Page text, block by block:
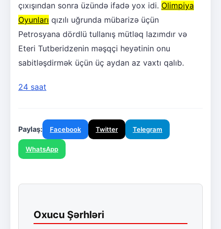
çıxışından sonra üzündə ifadə yox idi. Olimpiya
Oyunları qızılı uğrunda mübarizə üçün
Petrosyana dördlü tullanış mütləq lazımdır və
Eteri Tutberidzenin məşqçi heyətinin onu
sabitləşdirmək üçün üç aydan az vaxtı qalıb.
24 saat
Paylaş: Facebook Twitter Telegram
WhatsApp
Oxucu Şərhləri